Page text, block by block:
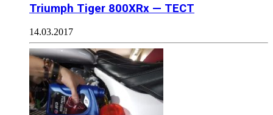
Triumph Tiger 800XRx — ТЕСТ
14.03.2017